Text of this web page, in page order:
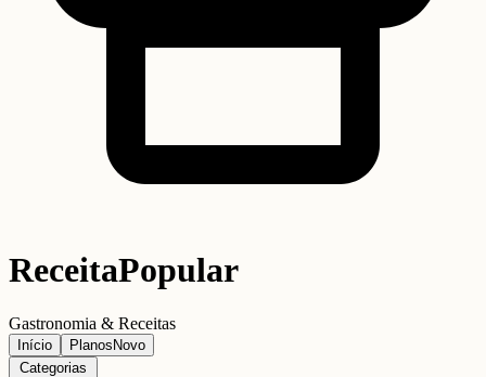
ReceitaPopular
Gastronomia & Receitas
Início Planos Novo
Categorias